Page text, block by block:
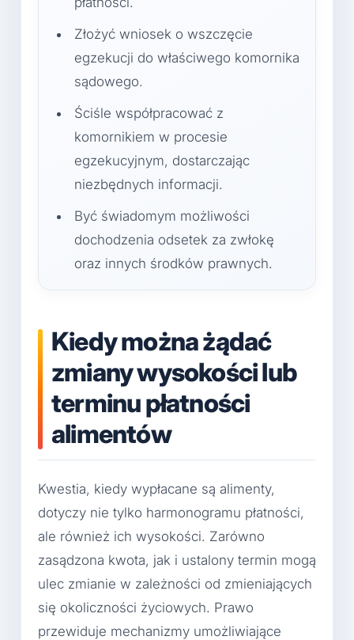
Złożyć wniosek o wszczęcie
egzekucji do właściwego komornika
sądowego.
Ściśle współpracować z
komornikiem w procesie
egzekucyjnym, dostarczając
niezbędnych informacji.
Być świadomym możliwości
dochodzenia odsetek za zwłokę
oraz innych środków prawnych.
Kiedy można żądać
zmiany wysokości lub
terminu płatności
alimentów
Kwestia, kiedy wypłacane są alimenty,
dotyczy nie tylko harmonogramu płatności,
ale również ich wysokości. Zarówno
zasądzona kwota, jak i ustalony termin mogą
ulec zmianie w zależności od zmieniających
się okoliczności życiowych. Prawo
przewiduje mechanizmy umożliwiające